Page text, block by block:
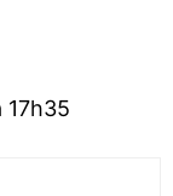
17h35